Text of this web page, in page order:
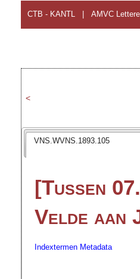
CTB - KANTL AMVC
<
VNS.WVNS.1893.105
[Tussen
Velde aan
Indextermen Metadata